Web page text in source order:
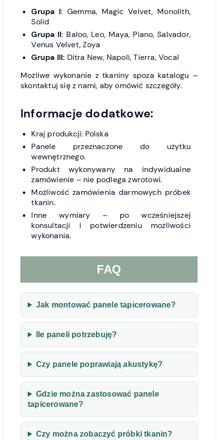
Grupa I: Gemma, Magic Velvet, Monolith,
Solid
Grupa II: Baloo, Leo, Maya, Piano, Salvador,
Venus Velvet, Zoya
Grupa III: Ditra New, Napoli, Tierra, Vocal
Możliwe wykonanie z tkaniny spoza katalogu –
skontaktuj się z nami, aby omówić szczegóły.
Informacje dodatkowe:
Kraj produkcji: Polska
Panele przeznaczone do użytku
wewnętrznego.
Produkt wykonywany na indywidualne
zamówienie – nie podlega zwrotowi.
Możliwość zamówienia darmowych próbek
tkanin.
Inne wymiary – po wcześniejszej
konsultacji i potwierdzeniu możliwości
wykonania.
FAQ
Jak montować panele tapicerowane?
Ile paneli potrzebuję?
Czy panele poprawiają akustykę?
Gdzie można zastosować panele
tapicerowane?
Czy można zobaczyć próbki tkanin?